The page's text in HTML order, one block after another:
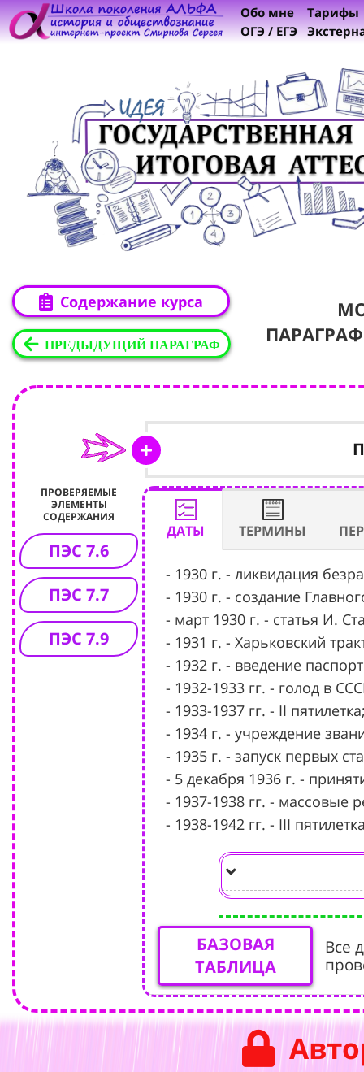
Обо мне
ОГЭ / ЕГЭ
Тарифы
Содержание курса
ПРЕДЫДУЩИЙ ПАРАГРАФ
ПАРАГРАФ
ПРОВЕРЯЕМЫЕ
ЭЛЕМЕНТЫ
СОДЕРЖАНИЯ
ПЭС 7.6
ПЭС 7.7
ПЭС 7.9
ДАТЫ ТЕРМИНЫ
- 1930 г. - ликвидация
- 1930 г. - создание
- март 1930 г. - статья И.
- 1931 г. - Харьковский
- 1932 г. - введение
- 1932-1933 гг. - голод в
- 1933-1937 гг. - II
- 1934 г. - учреждение
- 1935 г. - запуск первых
- 5 декабря 1936 г. -
- 1937-1938 гг. - массовые
- 1938-1942 гг. - III
БАЗОВАЯ
ТАБЛИЦА
Все